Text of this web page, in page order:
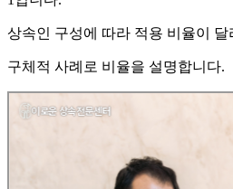
상속인 구성에 따라 적용 비율이 달
구체적 사례로 비율을 설명합니다.